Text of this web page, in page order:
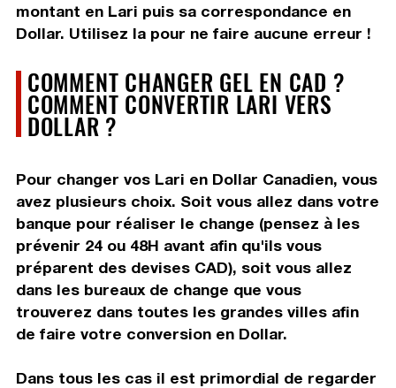
montant en Lari puis sa correspondance en
Dollar. Utilisez la pour ne faire aucune erreur !
COMMENT CHANGER GEL EN CAD ?
COMMENT CONVERTIR LARI VERS
DOLLAR ?
Pour changer vos Lari en Dollar Canadien, vous
avez plusieurs choix. Soit vous allez dans votre
banque pour réaliser le change (pensez à les
prévenir 24 ou 48H avant afin qu'ils vous
préparent des devises CAD), soit vous allez
dans les bureaux de change que vous
trouverez dans toutes les grandes villes afin
de faire votre conversion en Dollar.
Dans tous les cas il est primordial de regarder